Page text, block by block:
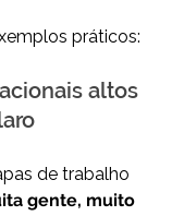
práticos:
altos
de trabalho
gente, muito